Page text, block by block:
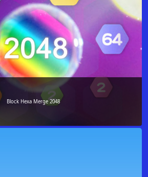
Block Hexa Merge 2048